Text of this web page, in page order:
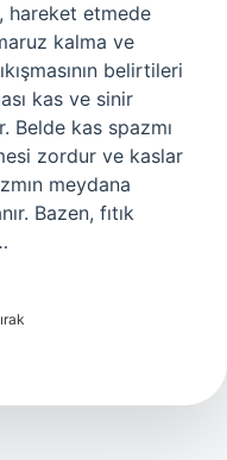
hareket etmede
kalma ve
belirtileri
kas ve sinir
Belde kas spazmı
zordur ve kaslar
meydana
Bazen, fıtık